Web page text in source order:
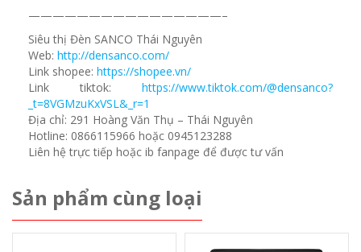
————————————————–
Siêu thị Đèn SANCO Thái Nguyên
Web: http://densanco.com/
Link shopee: https://shopee.vn/
Link tiktok: https://www.tiktok.com/@densanco?
_t=8VGMzuKxVSL&_r=1
Địa chỉ: 291 Hoàng Văn Thụ – Thái Nguyên
Hotline: 0866115966 hoặc 0945123288
Liên hệ trực tiếp hoặc ib fanpage để được tư vấn
Sản phẩm cùng loại